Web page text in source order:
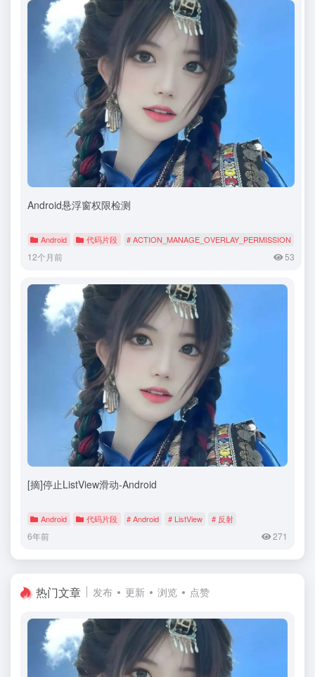
Android悬浮窗权限检测
Android 代码片段 # ACTION_MANAGE_OVERLAY_PERMISSION
12个月前 53
[摘]停止ListView滑动-Android
Android 代码片段 # Android # ListView # 反射
6年前 271
热门文章 发布 更新 浏览 点赞